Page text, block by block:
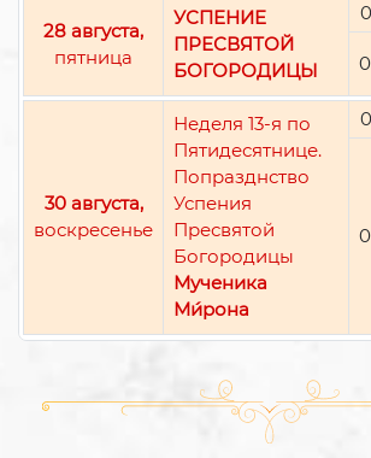
28 августа,
пятница
УСПЕНИЕ
ПРЕСВЯТОЙ
БОГОРОДИЦЫ
30 августа,
воскресенье
Неделя 13-я по
Пятидесятнице.
Попразднство
Успения
Пресвятой
Богородицы
Мученика
Ми́рона